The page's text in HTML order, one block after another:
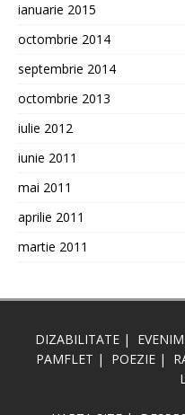
ianuarie 2015
octombrie 2014
septembrie 2014
octombrie 2013
iulie 2012
iunie 2011
mai 2011
aprilie 2011
martie 2011
DIZABILITATE |
PAMFLET | POEZIE |